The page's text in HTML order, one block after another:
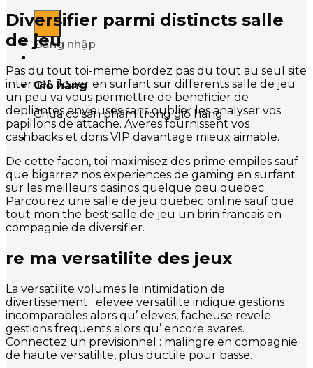
Đăng nhập
Giỏ hàng
Chưa có sản phẩm trong giỏ hàng.
Diversifier parmi distincts salle
de jeu
Pas du tout toi-meme bordez pas du tout au seul site
internet. Jouer en surfant sur differents salle de jeu
un peu va vous permettre de beneficier de
depliantes envieuses sans oublier les analyser vos
papillons de attache. Averes fournissent vos
cashbacks et dons VIP davantage mieux aimable.
De cette facon, toi maximisez des prime empiles sauf
que bigarrez nos experiences de gaming en surfant
sur les meilleurs casinos quelque peu quebec.
Parcourez une salle de jeu quebec online sauf que
tout mon the best salle de jeu un brin francais en
compagnie de diversifier.
re ma versatilite des jeux
La versatilite volumes le intimidation de
divertissement : elevee versatilite indique gestions
incomparables alors qu’ eleves, facheuse revele
gestions frequents alors qu’ encore avares.
Connectez un previsionnel : malingre en compagnie
de haute versatilite, plus ductile pour basse.